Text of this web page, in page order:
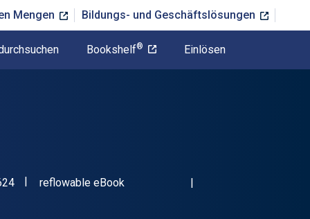
Mengen Bildungs- und Geschäftslösungen
Bookshelf® Einlösen
"ISBN-13 9781509508624"
Format
reflowable eBook